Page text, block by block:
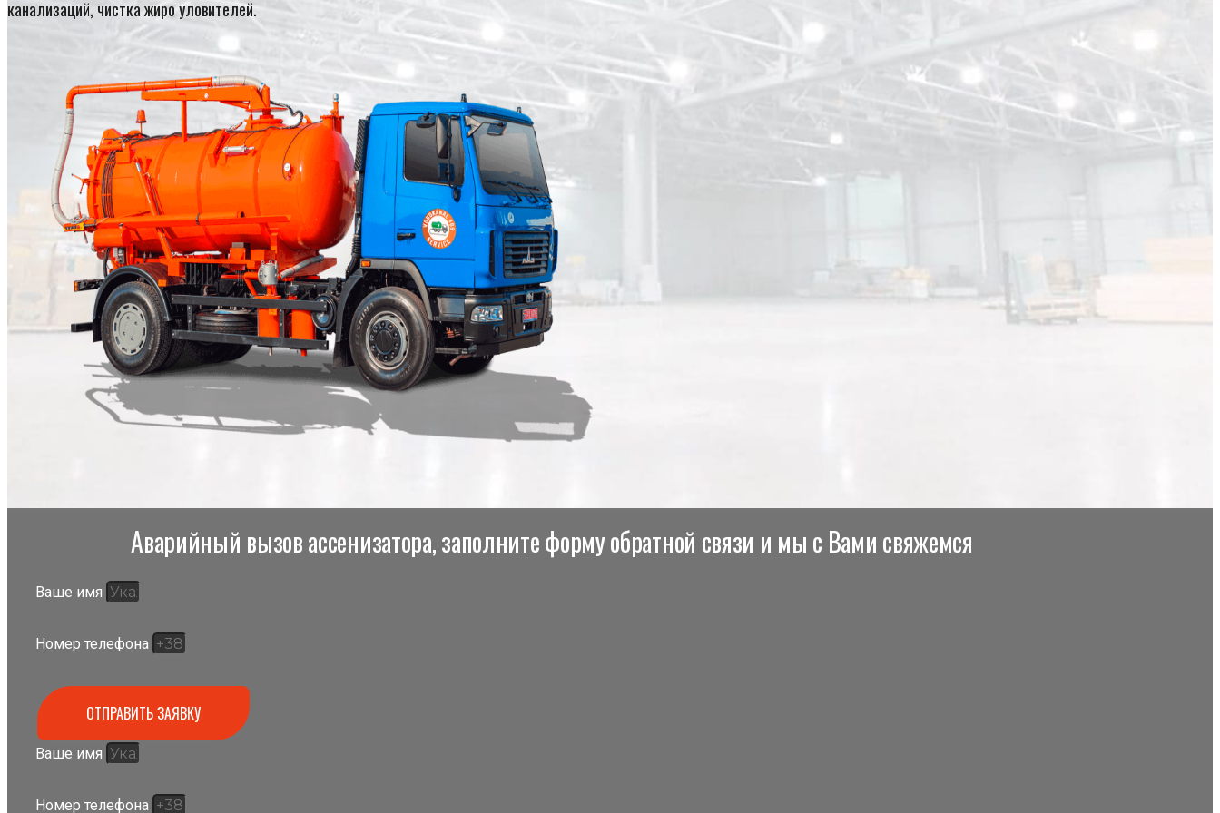
канализаций, чистка жиро уловителей.
Аварийный вызов ассенизатора, заполните форму обратной связи и мы с Вами свяжемся
Ваше имя
Номер телефона
ОТПРАВИТЬ ЗАЯВКУ
Ваше имя
Номер телефона